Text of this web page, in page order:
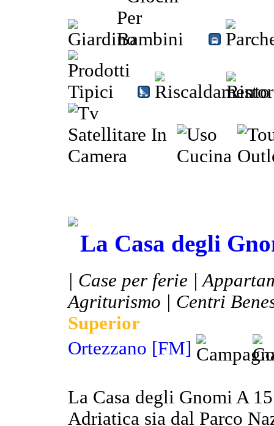
La Casa degli
| Case per ferie |
Agriturismo | Centri
Superior
Ortezzano [FM]
La Casa degli Gnomi A
Adriatica sia dal Parco